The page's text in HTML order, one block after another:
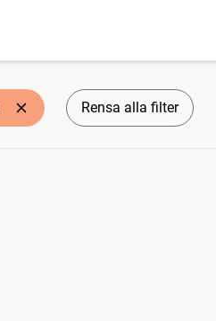
Rensa alla filter